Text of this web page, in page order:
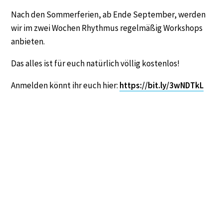
Nach den Sommerferien, ab Ende September, werden
wir im zwei Wochen Rhythmus regelmäßig Workshops
anbieten.
Das alles ist für euch natürlich völlig kostenlos!
Anmelden könnt ihr euch hier: https://bit.ly/3wNDTkL